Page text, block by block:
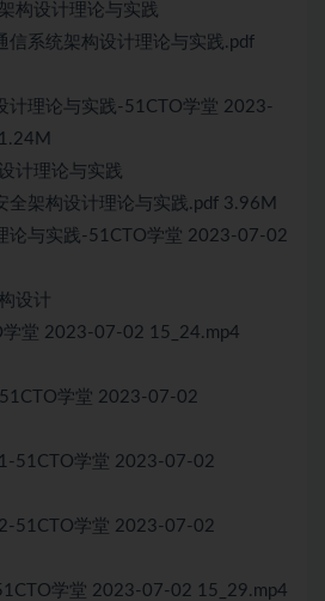
构设计理论与实践
信系统架构设计理论与实践.pdf
计理论与实践-51CTO学堂 2023-
计理论与实践
全架构设计理论与实践.pdf 3.96M
论与实践-51CTO学堂 2023-07-02
设计
堂 2023-07-02 15_24.mp4
学堂 2023-07-02
51CTO学堂 2023-07-02
51CTO学堂 2023-07-02
学堂 2023-07-02 15_29.mp4